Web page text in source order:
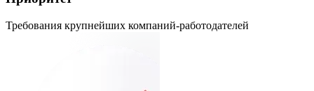
Требования крупнейших компаний-работодателей